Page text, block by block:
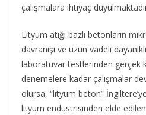
çalışmalara ihtiyaç
Lityum atığı bazlı betonların
davranışı ve uzun vadeli
laboratuvar testlerinden gerçek
denemelere kadar çalışmalar
olursa, “lityum beton”
lityum endüstrisinden elde